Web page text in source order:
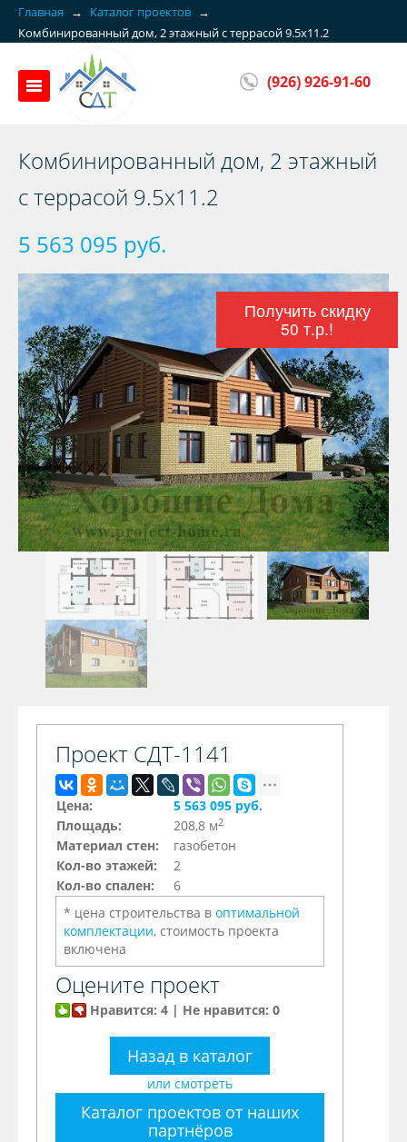
Главная → Каталог проектов →
Комбинированный дом, 2 этажный с террасой 9.5x11.2
(926) 926-91-60
Комбинированный дом, 2 этажный
с террасой 9.5x11.2
5 563 095 руб.
Получить скидку
50 т.р.!
Проект СДТ-1141
Цена:
5 563 095 руб.
Площадь:
208,8 м2
Материал стен:
газобетон
Кол-во этажей:
2
Кол-во спален:
6
* цена строительства в оптимальной
комплектации, стоимость проекта
включена
Оцените проект
Нравится: 4 | Не нравится: 0
Назад в каталог
или смотреть
Каталог проектов от наших
партнёров